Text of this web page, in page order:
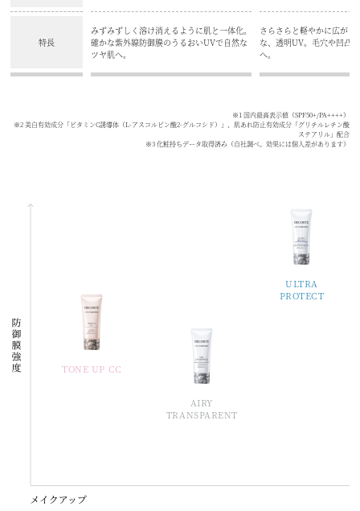
特長
みずみずしく溶け消えるように肌と一体化。
確かな紫外線防御膜のうるおいUVで自然な
ツヤ肌へ。
さらさらと軽やかに広がり
な、透明UV。毛穴や凹凸
へ。
※1 国内最高表示値（SPF50+/PA++++）
※2 美白有効成分「ビタミンC誘導体（L-アスコルビン酸2-グルコシド）」、肌あれ防止有効成分「グリチルレチン酸
ステアリル」配合
※3 化粧持ちデータ取得済み（自社調べ。効果には個人差があります）
AIRY
TRANSPARENT
ULTRA
PROTECT
TONE UP CC